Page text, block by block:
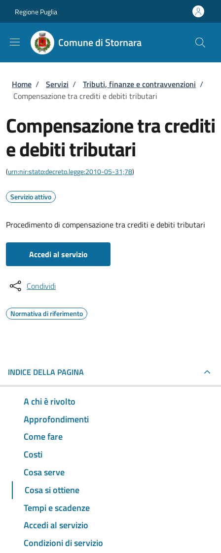
Regione Puglia
Comune di Stornara
Briciole di pane
Home / Servizi / Tributi, finanze e contravvenzioni /
Compensazione tra crediti e debiti tributari
Compensazione tra crediti
e debiti tributari
(urn:nir:stato:decreto.legge:2010-05-31;78)
Servizio attivo
Procedimento di compensazione tra crediti e debiti tributari
Accedi al servizio
Condividi
Normativa di riferimento
INDICE DELLA PAGINA
A chi è rivolto
Approfondimenti
Come fare
Costi
Cosa serve
Cosa si ottiene
Tempi e scadenze
Accedi al servizio
Condizioni di servizio